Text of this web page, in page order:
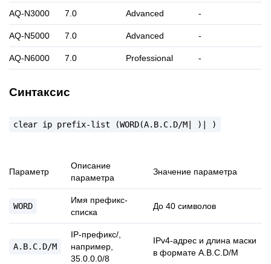
AQ-N3000 7.0 Advanced -
AQ-N5000 7.0 Advanced -
AQ-N6000 7.0 Professional -
Синтаксис
clear ip prefix-list (WORD(A.B.C.D/M| )| )
Параметр
Описание
параметра
Значение параметра
WORD
Имя префикс-
списка
До 40 символов
A.B.C.D/M
IP-префикс/
например,
35.0.0.0/8
IPv4-адрес и длина маски
в формате A.B.C.D/M